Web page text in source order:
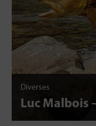
Diverses
Luc Malbois